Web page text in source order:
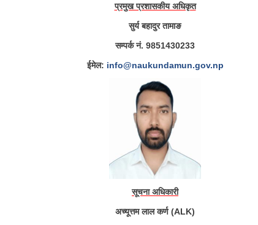
प्रमुख प्रशासकीय अधिकृत
सुर्य बहादुर तामाङ
सम्पर्क नं. 9851430233
ईमेल: info@naukundamun.gov.np
सूचना अधिकारी
अच्यूत्तम लाल कर्ण (ALK)